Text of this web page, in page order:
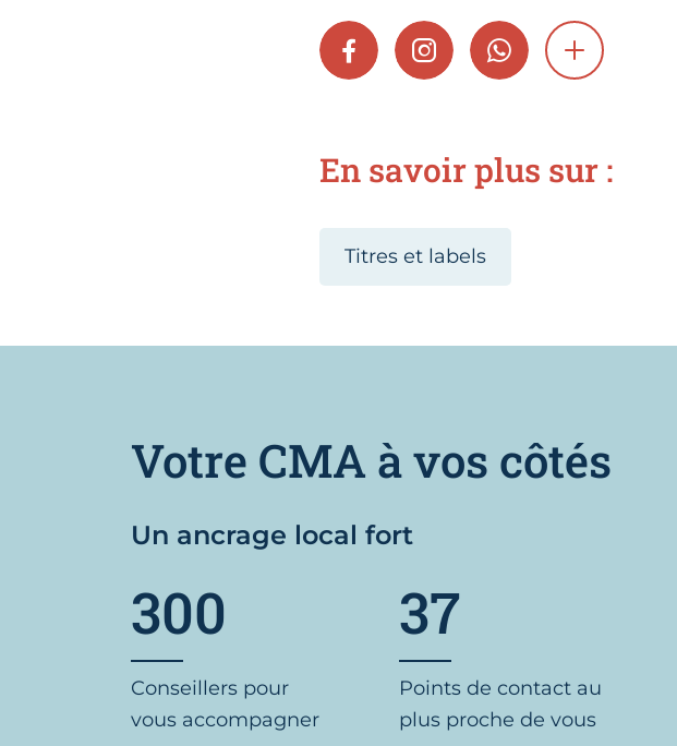
FACEBOOKINSTAGRAMWHATSAPPSHOW MORE
En savoir plus sur :
Titres et labels
Votre CMA à vos côtés
Un ancrage local fort
300
Conseillers pour
vous accompagner
37
Points de contact au
plus proche de vous